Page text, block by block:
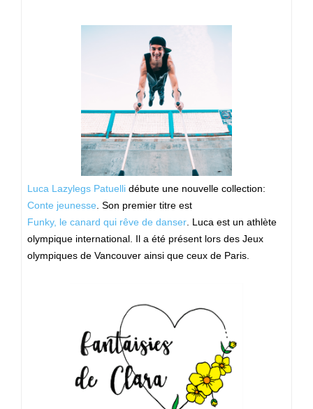
Luca Lazylegs Patuelli débute une nouvelle collection:
Conte jeunesse . Son premier titre est
Funky, le canard qui rêve de danser . Luca est un athlète
olympique international. Il a été présent lors des Jeux
olympiques de Vancouver ainsi que ceux de Paris.